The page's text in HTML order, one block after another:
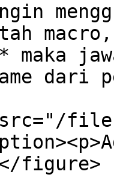
maka
dari
files/
figure>